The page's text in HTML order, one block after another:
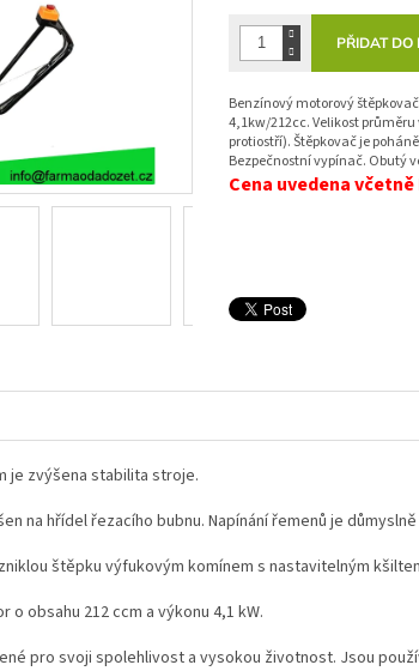
PŘIDAT DO
Benzínový motorový
4,1kw/212cc. Velikost
protiostří). Štěpkovač je
Bezpečnostní vypínač. Obutý
Cena uvedena včetně
je zvýšena stabilita stroje.
na hřídel řezacího bubnu. Napínání řemenů je
štěpku výfukovým komínem s nastavitelným
obsahu 212 ccm a výkonu 4,1 kW.
pro svoji spolehlivost a vysokou životnost. Jsou